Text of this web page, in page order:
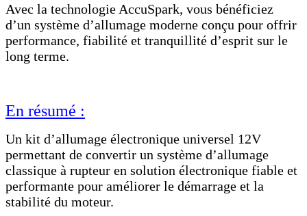
Avec la technologie AccuSpark, vous bénéficiez
d’un système d’allumage moderne conçu pour offrir
performance, fiabilité et tranquillité d’esprit sur le
long terme.
En résumé :
Un kit d’allumage électronique universel 12V
permettant de convertir un système d’allumage
classique à rupteur en solution électronique fiable et
performante pour améliorer le démarrage et la
stabilité du moteur.